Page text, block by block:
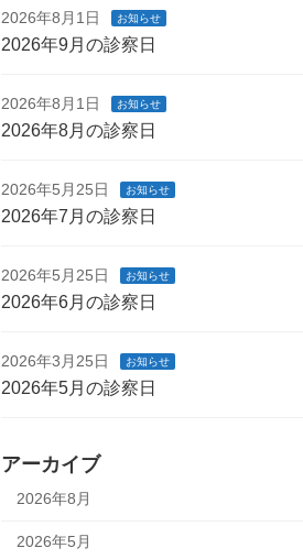
2026年8月1日 お知らせ
2026年9月の診察日
2026年8月1日 お知らせ
2026年8月の診察日
2026年5月25日 お知らせ
2026年7月の診察日
2026年5月25日 お知らせ
2026年6月の診察日
2026年3月25日 お知らせ
2026年5月の診察日
アーカイブ
2026年8月
2026年5月